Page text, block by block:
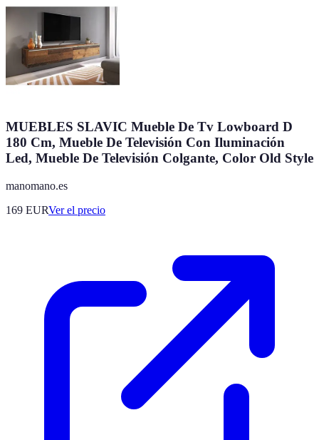
MUEBLES SLAVIC Mueble De Tv Lowboard D
180 Cm, Mueble De Televisión Con Iluminación
Led, Mueble De Televisión Colgante, Color Old Style
manomano.es
169 EURVer el precio